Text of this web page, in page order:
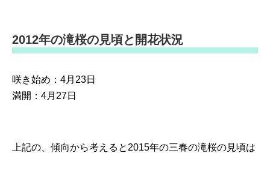
2012年の滝桜の見頃と開花状況
咲き始め：4月23日
満開：4月27日
上記の、傾向から考えると2015年の三春の滝桜の見頃は